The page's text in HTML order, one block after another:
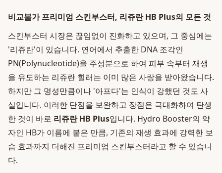
비교불가 프리미엄 스킨부스터, 리쥬란 HB Plus의 모든 것
스킨부스터 시장은 끊임없이 진화하고 있으며, 그 중심에는
'리쥬란'이 있습니다. 연어에서 추출한 DNA 조각인
PN(Polynucleotide)을 주성분으로 하여 피부 속부터 재생
을 유도하는 리쥬란 힐러는 이미 많은 사랑을 받아왔습니다.
하지만 그 명성만큼이나 '아프다'는 인식이 강했던 것도 사
실입니다. 이러한 단점을 보완하고 장점은 극대화하여 탄생
한 것이 바로 리쥬란 HB Plus입니다. Hydro Booster의 약
자인 HB가 이름에 붙은 만큼, 기존의 재생 효과에 강력한 보
습 효과까지 더해진 프리미엄 스킨부스터라고 할 수 있습니
다.